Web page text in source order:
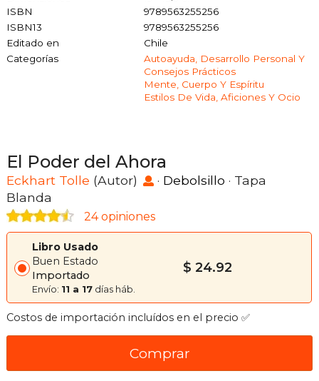
ISBN
9789563255256
ISBN13
9789563255256
Editado en
Chile
Categorías
Autoayuda, Desarrollo Personal Y
Consejos Prácticos
Mente, Cuerpo Y Espíritu
Estilos De Vida, Aficiones Y Ocio
El Poder del Ahora
Eckhart Tolle (Autor) · Debolsillo · Tapa
Blanda
24 opiniones
Libro Usado
Buen Estado
Importado
Envío: 11 a 17 días háb.
$ 24.92
Costos de importación incluídos en el precio ✅
Comprar